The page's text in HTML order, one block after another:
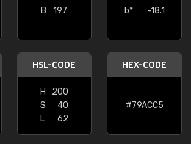
B
197
b*
-18.1
HSL-CODE
H
200
S
40
L
62
HEX-CODE
#79ACC5